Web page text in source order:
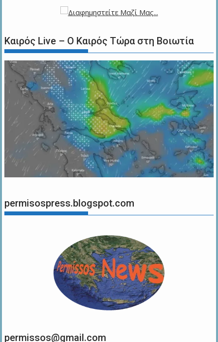
Καιρός Live – Ο Καιρός Τώρα στη Βοιωτία
permisospress.blogspot.com
permissos@gmail.com